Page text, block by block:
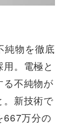
物を徹底
。電極と
る不純物が
。新技術で
667万分の